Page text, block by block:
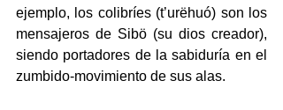
ejemplo, los colibríes (t’urëhuó) son los
mensajeros de Sibö (su dios creador),
siendo portadores de la sabiduría en el
zumbido-movimiento de sus alas.